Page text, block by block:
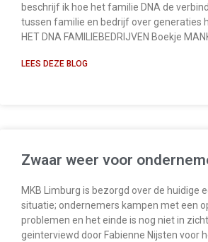
beschrijf ik hoe het familie DNA de
tussen familie en bedrijf over generaties
HET DNA FAMILIEBEDRIJVEN Boekje
LEES DEZE BLOG
Zwaar weer voor
MKB Limburg is bezorgd over de huidige
situatie; ondernemers kampen met een
problemen en het einde is nog niet in
geinterviewd door Fabienne Nijsten voor